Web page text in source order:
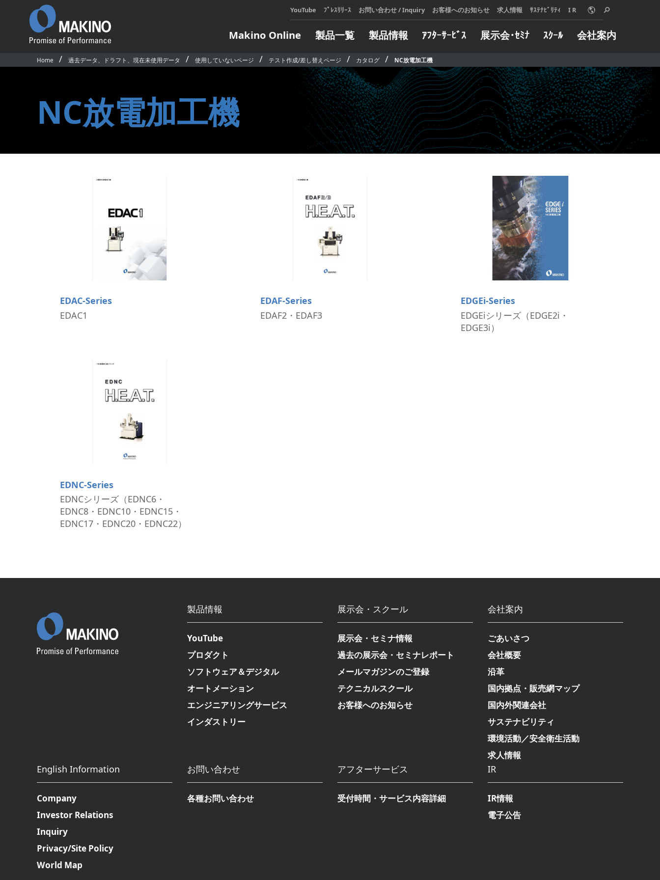
YouTube ﾌﾟﾚｽﾘﾘｰｽ お問い合わせ / Inquiry お客様へのお知らせ 求人情報 ｻｽﾃﾅﾋﾞﾘﾃｨ I R
Makino Online
Makino Online
カタログや加工事例など
をご利用いただけます。
LEARN MORE
製品一覧 製品情報
プロダクト
CAD/CAM・ソフト
SMART TOOL
ソフトウェア＆デジタル オートメーション
インサート自動交換装置
パレット搬送システム
ローダ搬送システム
ロボット搬送システム
ツール測定機
エンジニアリングサービス
ターンキー
インダストリー
自動車
金型
航空宇宙
ジョブショップ
医療
微細加工
ｱﾌﾀｰｻｰﾋﾞｽ
アフターサービス
設備機械に万一トラブル
が発生した際は、迅速に
対応いたします。
LEARN MORE
展示会･ｾﾐﾅ
展示会・セミナ
過去の展示会・セミナレポート
メールマガジンのご登録
ｽｸｰﾙ
テクニカルスクール
お申し込み・日程表
定期開催コースのご案内
e Learning コースのご案内
企業向けコースのご案内
会社案内
Promise of
沿革
国内事業所・営業所
国内外関連会社
サステナビリティ
求人情報
会社概要
マキノは、使う人、売る
人、造る人、みんなが信
頼しあえることを願い、
全ての製品とサービス、
ィ・ファースト』を追求
Home 過去データ、ドラフト、現在未使用データ 使用していないページ テスト作成/差し替えページ カタログ NC放電加工機
NC放電加工機
EDAC-Series
EDAC1
EDAF-Series
EDAF2・EDAF3
EDGEi-Series
EDGEiシリーズ（EDGE2i・
EDGE3i）
EDNC-Series
EDNCシリーズ（EDNC6・
EDNC8・EDNC10・EDNC15・
EDNC17・EDNC20・EDNC22）
製品情報
YouTube
プロダクト
ソフトウェア＆デジタル
オートメーション
エンジニアリングサービス
インダストリー
展示会・スクール
展示会・セミナ情報
過去の展示会・セミナレポート
メールマガジンのご登録
テクニカルスクール
お客様へのお知らせ
会社案内
ごあいさつ
会社概要
沿革
国内拠点・販売網マップ
国内外関連会社
サステナビリティ
環境活動／安全衛生活動
求人情報
English Information
Company
Investor Relations
Inquiry
Privacy/Site Policy
World Map
お問い合わせ
各種お問い合わせ
アフターサービス
受付時間・サービス内容詳細
IR
IR情報
電子公告